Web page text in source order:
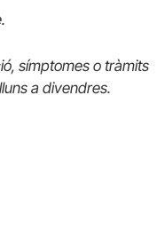
símptomes o tràmits
a divendres.